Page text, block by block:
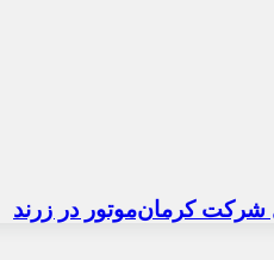
کرمان‌موتور در زرند